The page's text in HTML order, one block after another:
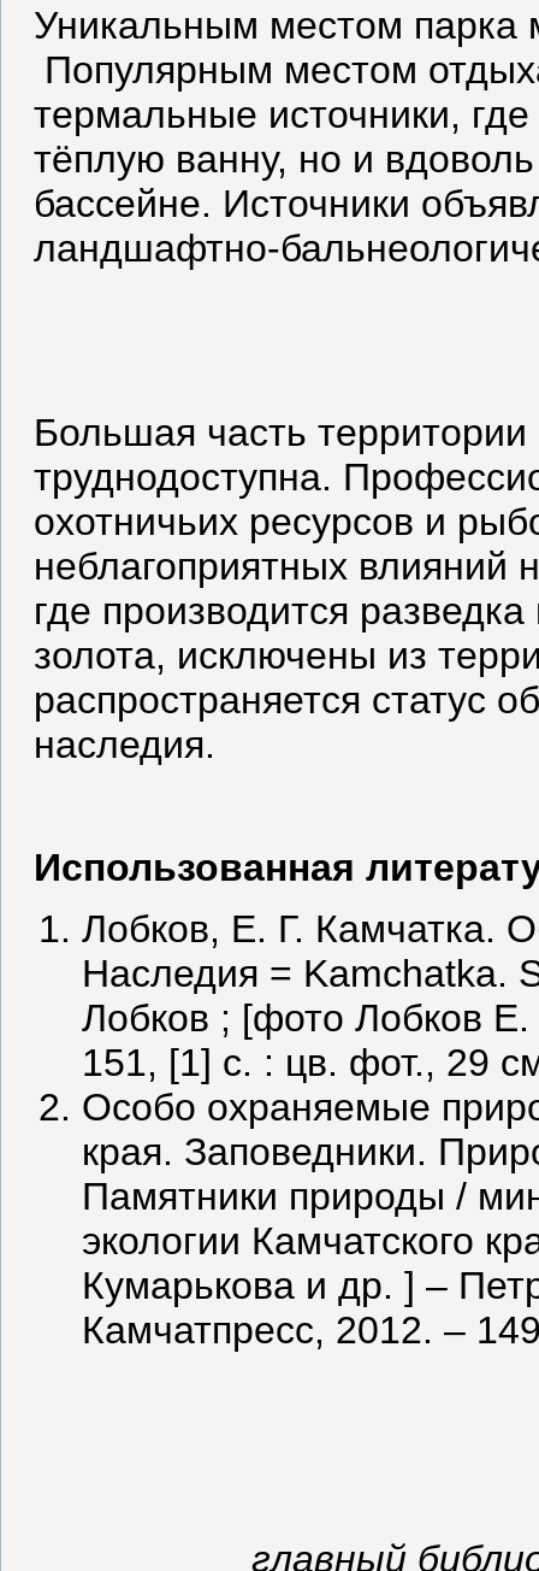
Уникальным местом парка
Популярным местом
термальные источники,
тёплую ванну, но и
бассейне. Источники
ландшафтно-
Большая часть
труднодоступна.
охотничьих ресурсов и
неблагоприятных влияний
где производится
золота, исключены из
распространяется статус
наследия.
Использованная
Лобков, Е. Г. Камчатка.
Наследия = Kamchatka.
Лобков ; [фото Лобков
151, [1] с. : цв. фот., 29
Особо охраняемые
края. Заповедники.
Памятники природы /
экологии Камчатского
Кумарькова и др. ] –
Камчатпресс, 2012. –
главный